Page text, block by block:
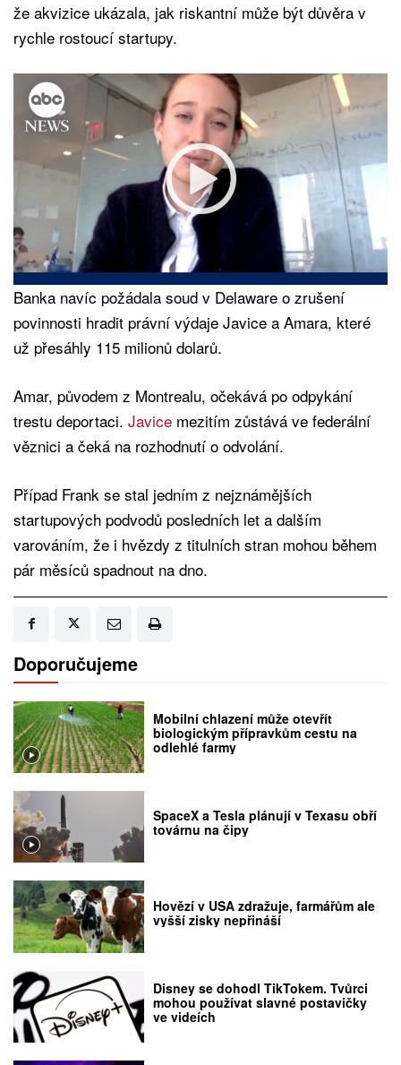
že akvizice ukázala, jak riskantní může být důvěra v
rychle rostoucí startupy.
Banka navíc požádala soud v Delaware o zrušení
povinnosti hradit právní výdaje Javice a Amara, které
už přesáhly 115 milionů dolarů.
Amar, původem z Montrealu, očekává po odpykání
trestu deportaci. Javice mezitím zůstává ve federální
věznici a čeká na rozhodnutí o odvolání.
Případ Frank se stal jedním z nejznámějších
startupových podvodů posledních let a dalším
varováním, že i hvězdy z titulních stran mohou během
pár měsíců spadnout na dno.
Doporučujeme
Mobilní chlazení může otevřít
biologickým přípravkům cestu na
odlehlé farmy
SpaceX a Tesla plánují v Texasu obří
továrnu na čipy
Hovězí v USA zdražuje, farmářům ale
vyšší zisky nepřináší
Disney se dohodl TikTokem. Tvůrci
mohou používat slavné postavičky
ve videích